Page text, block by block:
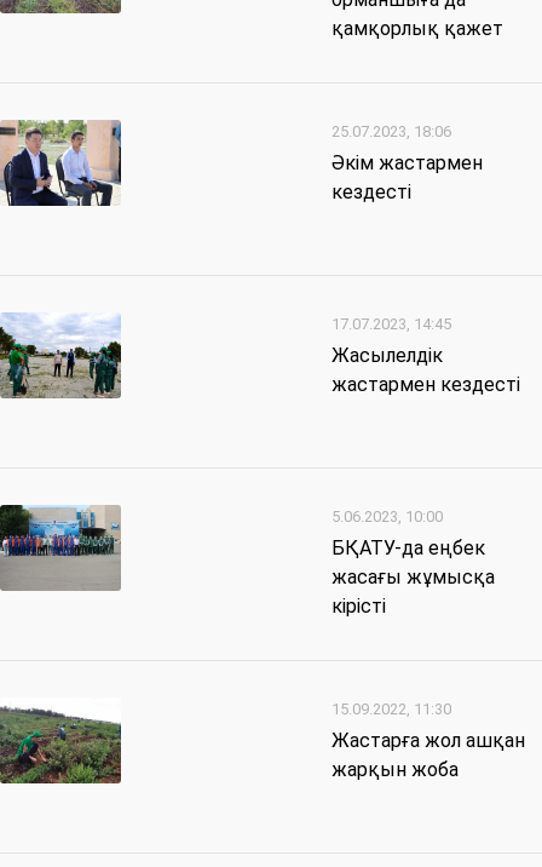
қамқорлық қажет
25.07.2023, 18:06
Әкім жастармен
кездесті
17.07.2023, 14:45
Жасылелдік
жастармен кездесті
5.06.2023, 10:00
БҚАТУ-да еңбек
жасағы жұмысқа
кірісті
15.09.2022, 11:30
Жастарға жол ашқан
жарқын жоба